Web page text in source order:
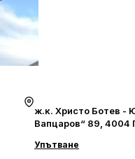
ж.к. Христо Ботев -
Вапцаров“ 89, 4004
Упътване